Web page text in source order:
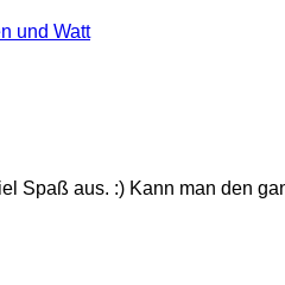
und Watt
Spaß aus. :) Kann man den